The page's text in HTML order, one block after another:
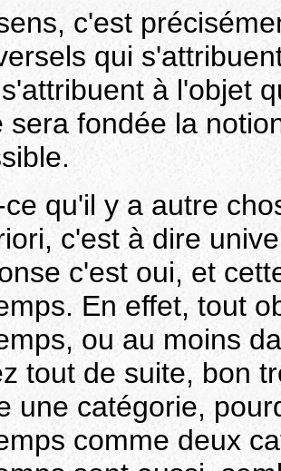
c'est
qui
à l'objet
sera fondée la
ce qu'il y a autre
c'est à dire
c'est oui, et
En effet, tout
ou au moins
tout de suite, bon
une catégorie,
comme deux